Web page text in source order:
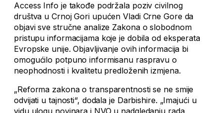
Access Info je takođe podržala poziv civilnog
društva u Crnoj Gori upućen Vladi Crne Gore da
objavi sve stručne analize Zakona o slobodnom
pristupu informacijama koje je dobila od eksperata
Evropske unije. Objavljivanje ovih informacija bi
omogućilo potpuno informisanu raspravu o
neophodnosti i kvalitetu predloženih izmjena.
„Reforma zakona o transparentnosti se ne smije
odvijati u tajnosti“, dodala je Darbishire. „Imajući u